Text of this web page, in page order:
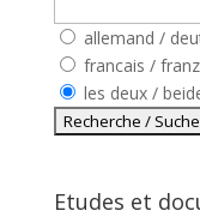
allemand /
francais /
les deux /
Etudes et